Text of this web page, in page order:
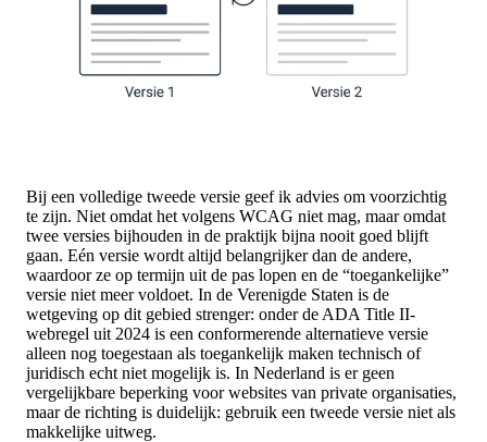
Bij een volledige tweede versie geef ik advies om voorzichtig
te zijn. Niet omdat het volgens WCAG niet mag, maar omdat
twee versies bijhouden in de praktijk bijna nooit goed blijft
gaan. Eén versie wordt altijd belangrijker dan de andere,
waardoor ze op termijn uit de pas lopen en de “toegankelijke”
versie niet meer voldoet. In de Verenigde Staten is de
wetgeving op dit gebied strenger: onder de ADA Title II-
webregel uit 2024 is een conformerende alternatieve versie
alleen nog toegestaan als toegankelijk maken technisch of
juridisch echt niet mogelijk is. In Nederland is er geen
vergelijkbare beperking voor websites van private organisaties,
maar de richting is duidelijk: gebruik een tweede versie niet als
makkelijke uitweg.